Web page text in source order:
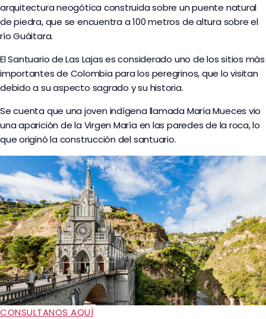
arquitectura neogótica construida sobre un puente natural
de piedra, que se encuentra a 100 metros de altura sobre el
río Guáitara.
El Santuario de Las Lajas es considerado uno de los sitios más
importantes de Colombia para los peregrinos, que lo visitan
debido a su aspecto sagrado y su historia.
Se cuenta que una joven indígena llamada María Mueces vio
una aparición de la Virgen María en las paredes de la roca, lo
que originó la construcción del santuario.
CONSULTANOS AQUÍ